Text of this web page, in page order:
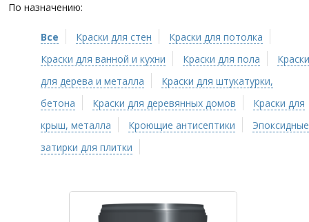
По назначению:
Все Краски для стен
Краски для потолка
Краски для ванной и кухни
Краски для пола
Краски
для дерева и металла
Краски для штукатурки,
бетона
Краски для деревянных домов
Краски для
крыш, металла
Кроющие антисептики
Эпоксидные
затирки для плитки